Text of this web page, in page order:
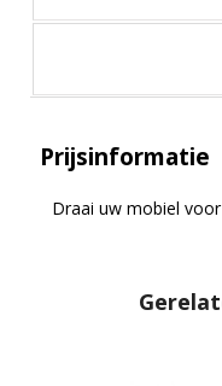
Prijsinformatie
Draai uw mobiel